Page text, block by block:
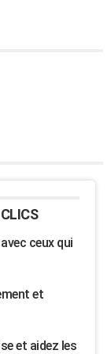
ceux qui
et
et aidez les